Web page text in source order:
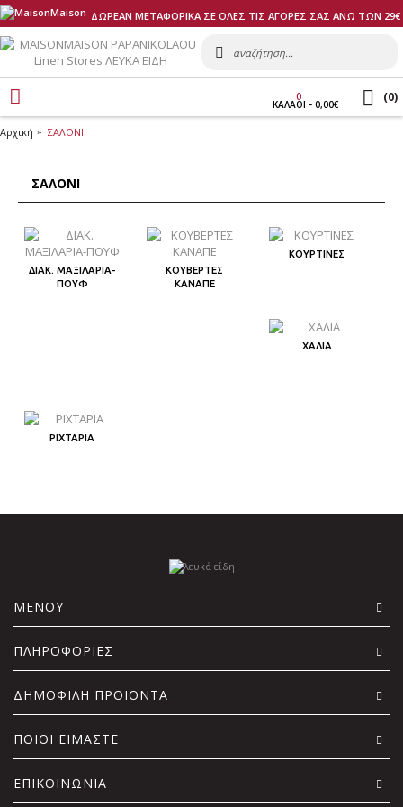
ΔΩΡΕΑΝ ΜΕΤΑΦΟΡΙΚΑ ΣΕ ΟΛΕΣ ΤΙΣ ΑΓΟΡΕΣ ΣΑΣ ΑΝΩ ΤΩΝ 29€
0
ΚΑΛΑΘI - 0,00€ (0)
Αρχική ΣΑΛΟΝΙ
ΣΑΛΟΝΙ
ΔΙΑΚ. ΜΑΞΙΛΑΡΙΑ-
ΠΟΥΦ
ΚΟΥΒΕΡΤΕΣ
ΚΑΝΑΠΕ
ΚΟΥΡΤΙΝΕΣ
ΧΑΛΙΑ
ΡΙΧΤΑΡΙΑ
ΜΕΝΟΥ
ΠΛΗΡΟΦΟΡΙΕΣ
ΔΗΜΟΦΙΛΗ ΠΡΟΙΟΝΤΑ
ΠΟΙΟΙ ΕΙΜΑΣΤΕ
ΕΠΙΚΟΙΝΩΝΙΑ